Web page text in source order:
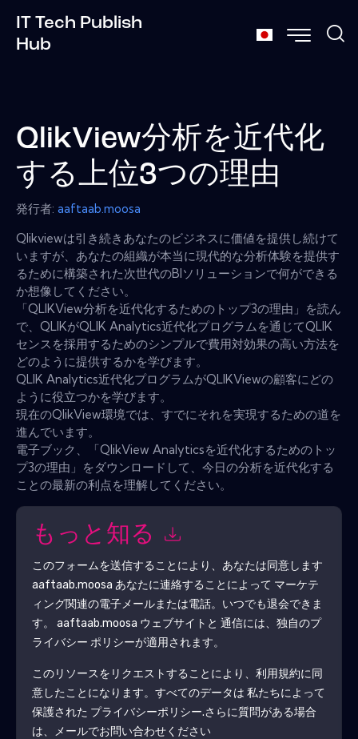
IT Tech Publish
Hub
QlikView分析を近代化
する上位3つの理由
発行者: aaftaab.moosa
Qlikviewは引き続きあなたのビジネスに価値を提供し続けて
いますが、あなたの組織が本当に現代的な分析体験を提供す
るために構築された次世代のBIソリューションで何ができる
か想像してください。
「QLIKView分析を近代化するためのトップ3の理由」を読ん
で、QLIKがQLIK Analytics近代化プログラムを通じてQLIK
センスを採用するためのシンプルで費用対効果の高い方法を
どのように提供するかを学びます。
QLIK Analytics近代化プログラムがQLIKViewの顧客にどの
ように役立つかを学びます。
現在のQlikView環境では、すでにそれを実現するための道を
進んでいます。
電子ブック、「QlikView Analyticsを近代化するためのトッ
プ3の理由」をダウンロードして、今日の分析を近代化する
ことの最新の利点を理解してください。
もっと知る
このフォームを送信することにより、あなたは同意します
aaftaab.moosa あなたに連絡することによって マーケテ
ィング関連の電子メールまたは電話。いつでも退会できま
す。 aaftaab.moosa ウェブサイトと 通信には、独自のプ
ライバシー ポリシーが適用されます。
このリソースをリクエストすることにより、利用規約に同
意したことになります。すべてのデータは 私たちによって
保護された プライバシーポリシー.さらに質問がある場合
は、メールでお問い合わせください